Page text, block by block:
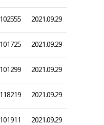
102555 2021.09.29
101725 2021.09.29
101299 2021.09.29
118219 2021.09.29
101911 2021.09.29